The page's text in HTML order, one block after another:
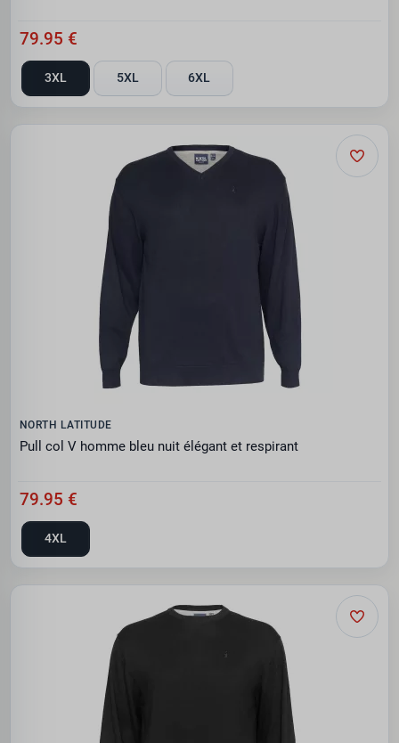
79.95 €
3XL 5XL 6XL
NORTH LATITUDE
Pull col V homme bleu nuit élégant et respirant
79.95 €
4XL